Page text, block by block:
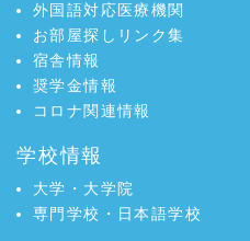
外国語対応医療機関
お部屋探しリンク集
宿舎情報
奨学金情報
コロナ関連情報
学校情報
大学・大学院
専門学校・日本語学校